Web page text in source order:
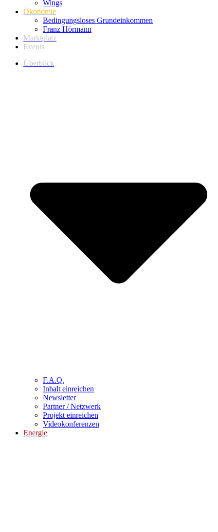
Wings
Ökonomie
Bedingungsloses Grundeinkommen
Franz Hörmann
Marktplatz
Events
Überblick
F.A.Q.
Inhalt einreichen
Newsletter
Partner / Netzwerk
Projekt einreichen
Videokonferenzen
Energie